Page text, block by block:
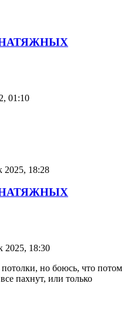
01:10
2025, 18:28
2025, 18:30
но боюсь, что потом
пахнут, или только